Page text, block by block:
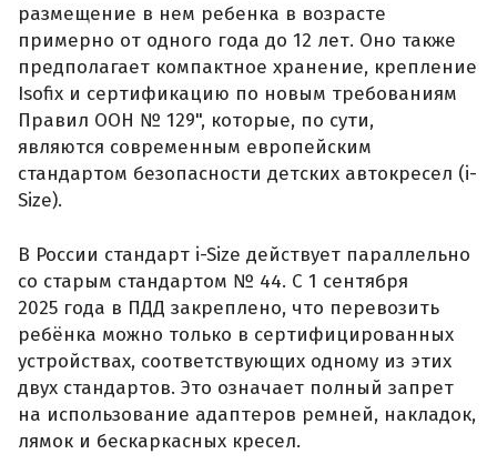
размещение в нем ребенка в возрасте
примерно от одного года до 12 лет. Оно также
предполагает компактное хранение, крепление
Isofix и сертификацию по новым требованиям
Правил ООН № 129", которые, по сути,
являются современным европейским
стандартом безопасности детских автокресел (i-
Size).
В России стандарт i-Size действует параллельно
со старым стандартом № 44. С 1 сентября
2025 года в ПДД закреплено, что перевозить
ребёнка можно только в сертифицированных
устройствах, соответствующих одному из этих
двух стандартов. Это означает полный запрет
на использование адаптеров ремней, накладок,
лямок и бескаркасных кресел.